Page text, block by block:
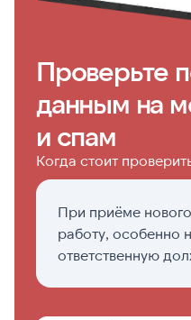
Проверьте
данным на
и спам
Когда стоит
При приёме
работу, особенно
ответственную